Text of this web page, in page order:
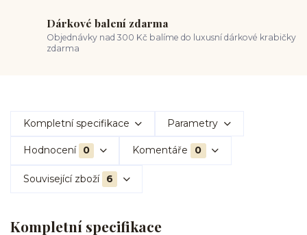
Dárkové balení zdarma
Objednávky nad 300 Kč balíme do luxusní dárkové krabičky
zdarma
Kompletní specifikace Parametry
Hodnocení 0 Komentáře 0
Související zboží 6
Kompletní specifikace